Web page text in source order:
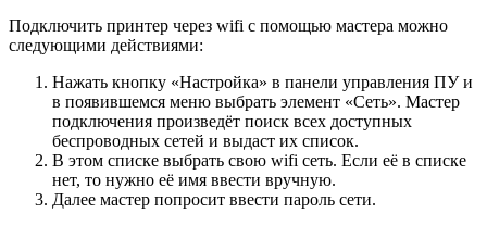
Подключить принтер через wifi с помощью мастера можно
следующими действиями:
Нажать кнопку «Настройка» в панели управления ПУ и
в появившемся меню выбрать элемент «Сеть». Мастер
подключения произведёт поиск всех доступных
беспроводных сетей и выдаст их список.
В этом списке выбрать свою wifi сеть. Если её в списке
нет, то нужно её имя ввести вручную.
Далее мастер попросит ввести пароль сети.